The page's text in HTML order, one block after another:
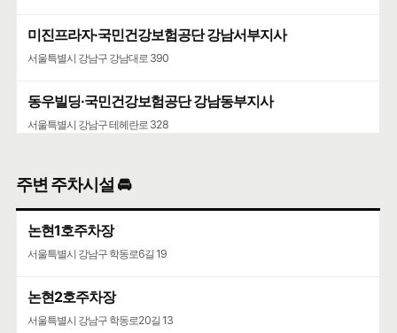
미진프라자·국민건강보험공단 강남서부지사
서울특별시 강남구 강남대로 390
동우빌딩·국민건강보험공단 강남동부지사
서울특별시 강남구 테헤란로 328
주변 주차시설 🚘
논현1호주차장
서울특별시 강남구 학동로6길 19
논현2호주차장
서울특별시 강남구 학동로20길 13